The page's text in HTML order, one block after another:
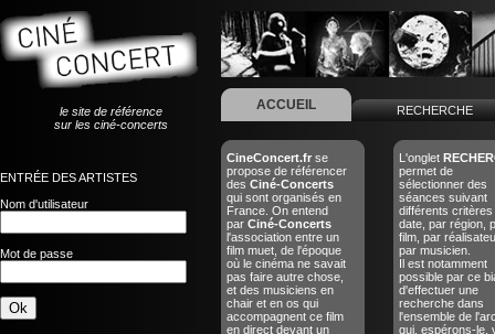
le site de référence
sur les ciné-concerts
ENTRÉE DES ARTISTES
Nom d'utilisateur
Mot de passe
ACCUEIL RECHERCHE
CineConcert.fr se
propose de référencer
des Ciné-Concerts
qui sont organisés en
France. On entend
par Ciné-Concerts
l'association entre un
film muet, de l'époque
où le cinéma ne savait
pas faire autre chose,
et des musiciens en
chair et en os qui
accompagnent ce film
en direct devant un
L'onglet
permet de
sélectionner des
séances suivant
différents critères
date, par région,
film, par
par musicien.
Il est notamment
possible par ce
d'effectuer une
recherche dans
l'ensemble de
qui, espérons-le,